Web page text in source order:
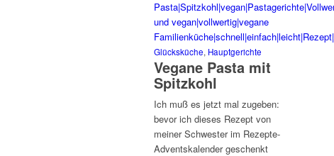
Glücksküche, Hauptgerichte
Vegane Pasta mit
Spitzkohl
Ich muß es jetzt mal zugeben:
bevor ich dieses Rezept von
meiner Schwester im Rezepte-
Adventskalender geschenkt